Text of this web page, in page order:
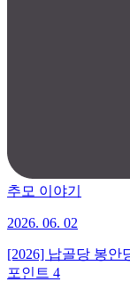
추모 이야기
2026. 06. 02
[2026] 납골당 봉안
포인트 4